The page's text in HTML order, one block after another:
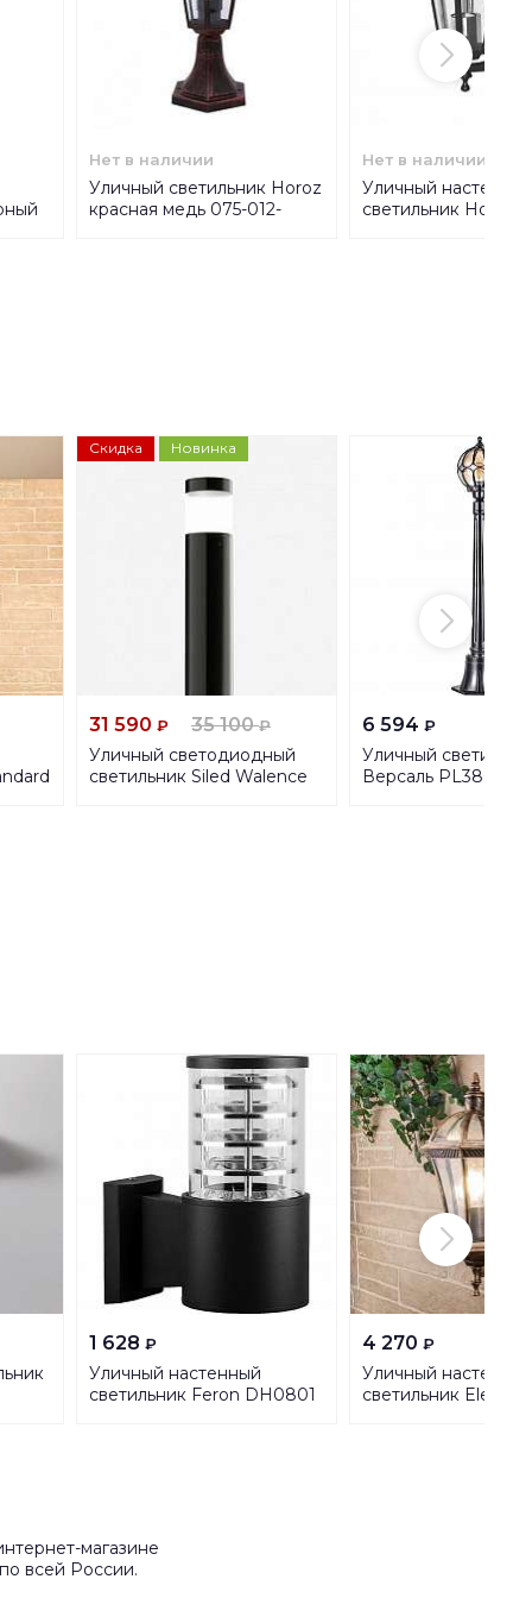
Нет в наличии
Уличный светильник Horoz
красная медь 075-012-
Нет в наличии
Уличный
светильник Horoz
Скидка Новинка
31 590 ₽ 35 100₽
Уличный светодиодный
светильник Siled Walence
6 594 ₽
Уличный
Версаль PL3806
1 628 ₽
Уличный настенный
светильник Feron DH0801
4 270 ₽
Уличный
светильник
магазине
всей России.